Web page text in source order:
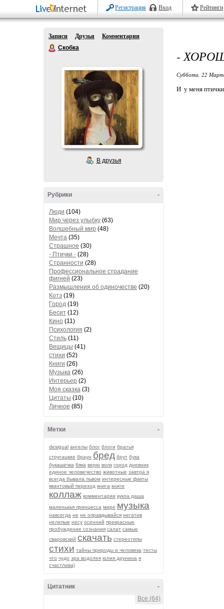
Регистрация Вход Рейтинги
Записи Друзья
Комментарии
Скобка
В друзья
-
Рубрики
Люди (104)
Мир через улыбку (63)
Волшебный мир (48)
Мечта (35)
Страшное (30)
- Птички - (28)
Странности (28)
Профессиональное страдание
фигней (23)
Размышления об одиночестве (20)
Котэ (19)
Город (19)
Бесит (12)
Кино (11)
Психология (2)
Стиль (11)
Вещицы (41)
стихи (52)
Книги (26)
Музыка (26)
Интерьер (2)
Моя сказка (3)
Цитаты (10)
Личное (85)
-
Метки
desigual ангелы блог блоги братья
стругацкие браун бред брут бука
букашечка бяка верю волк город дневник
единое человечество животные завтра я
всегда бывала львом интересные факты
квантовый переход книга книги
коллаж комментарии кукла даша
маленькая принцесса мире музыка
навсегда не не оправдывайся негатив
нелепые несу осенний прекрасные
пробуждение сознания салат самые
сваровский скачать стереотипы
стихи тайны природы и человека тесты
что чудо эра водолея юлия друнина я
счастлива)
-
Цитатник
Все (64)
-
Суббота, 22
И у меня